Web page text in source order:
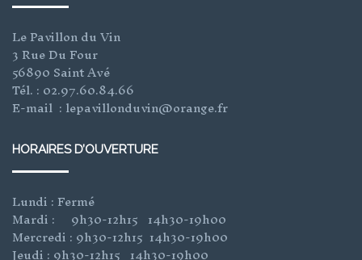
Le Pavillon du Vin
3 Rue Du Four
56890 Saint Avé
Tél. : 02.97.60.84.66
E-mail : lepavillonduvin@orange.fr
HORAIRES D’OUVERTURE
Lundi : Fermé
Mardi : 9h30-12h15 14h30-19h00
Mercredi : 9h30-12h15 14h30-19h00
Jeudi : 9h30-12h15 14h30-19h00